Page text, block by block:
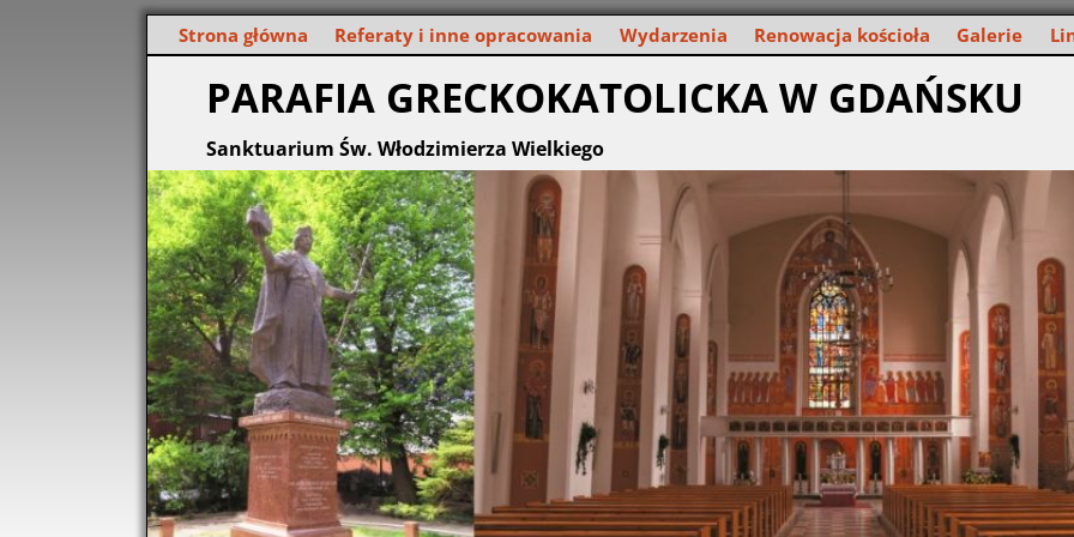
Strona główna Referaty i inne opracowania Wydarzenia Renowacja kościoła Galerie
PARAFIA GRECKOKATOLICKA W GDAŃSKU
Sanktuarium Św. Włodzimierza Wielkiego